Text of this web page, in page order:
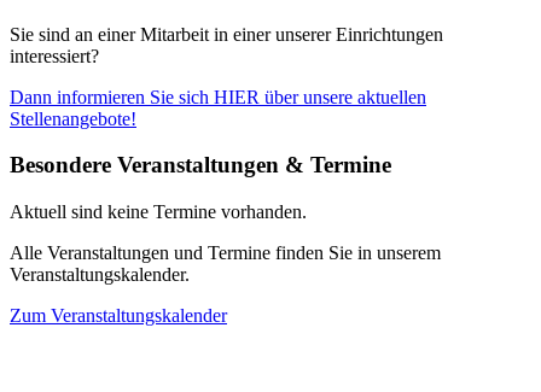
Sie sind an einer Mitarbeit in einer unserer Einrichtungen
interessiert?
Dann informieren Sie sich HIER über unsere aktuellen
Stellenangebote!
Besondere Veranstaltungen & Termine
Aktuell sind keine Termine vorhanden.
Alle Veranstaltungen und Termine finden Sie in unserem
Veranstaltungskalender.
Zum Veranstaltungskalender